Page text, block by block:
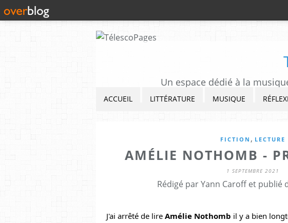
Un espace dédié à la
ACCUEIL LITTÉRATURE MUSIQUE
FICTION , LECTURE
AMÉLIE NOTHOMB -
1 SEPTEMBRE 2021
Rédigé par Yann Caroff et publié
J'ai arrêté de lire Amélie Nothomb il y a bien